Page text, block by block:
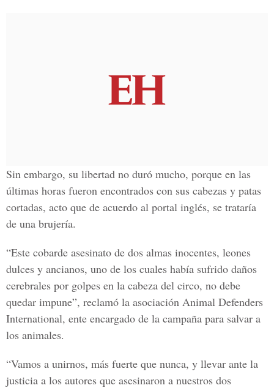
Sin embargo, su libertad no duró mucho, porque en las
últimas horas fueron encontrados con sus cabezas y patas
cortadas, acto que de acuerdo al portal inglés, se trataría
de una brujería.
“Este cobarde asesinato de dos almas inocentes, leones
dulces y ancianos, uno de los cuales había sufrido daños
cerebrales por golpes en la cabeza del circo, no debe
quedar impune”, reclamó la asociación Animal Defenders
International, ente encargado de la campaña para salvar a
los animales.
“Vamos a unirnos, más fuerte que nunca, y llevar ante la
justicia a los autores que asesinaron a nuestros dos